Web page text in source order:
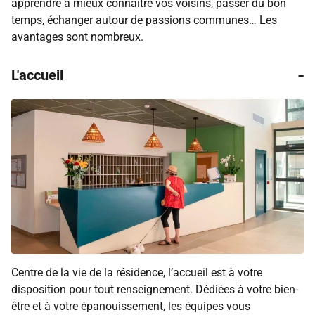
apprendre à mieux connaître vos voisins, passer du bon
temps, échanger autour de passions communes… Les
avantages sont nombreux.
L'accueil -
Centre de la vie de la résidence, l’accueil est à votre
disposition pour tout renseignement. Dédiées à votre bien-
être et à votre épanouissement, les équipes vous